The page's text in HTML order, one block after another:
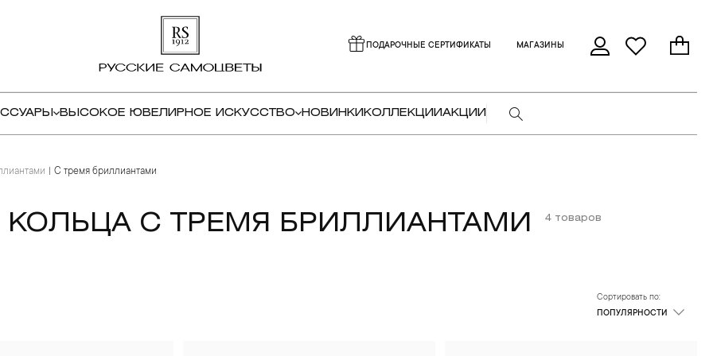
ПОДАРОЧНЫЕ СЕРТИФИКАТЫ МАГАЗИНЫ
ВЫСОКОЕ ЮВЕЛИРНОЕ ИСКУССТВО НОВИНКИ КОЛЛЕКЦИИАКЦИИ
С тремя бриллиантами
С ТРЕМЯ БРИЛЛИАНТАМИ 4 товаров
Сортировать по:
ПОПУЛЯРНОСТИ